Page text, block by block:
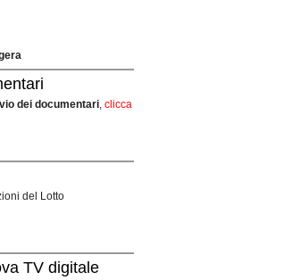
dei documentari clicca
del Lotto
TV digitale